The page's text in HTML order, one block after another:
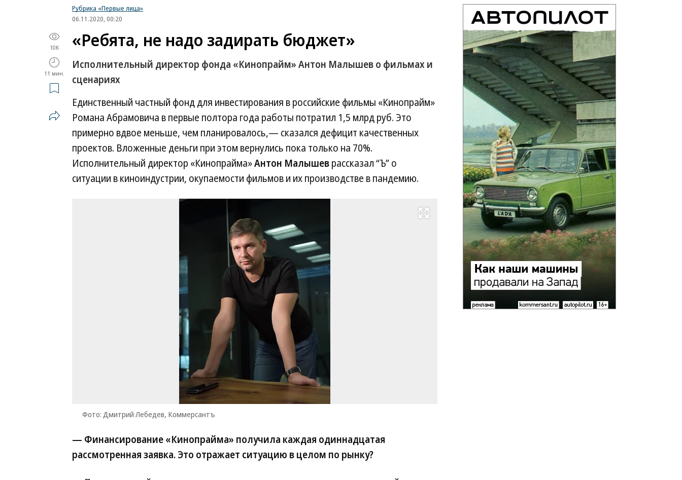
Рубрика «Первые лица»
06.11.2020, 00:20
10K
11 мин.
«Ребята, не надо задирать бюджет»
Исполнительный директор фонда «Кинопрайм» Антон Малышев о фильмах и
сценариях
Единственный частный фонд для инвестирования в российские фильмы «Кинопрайм»
Романа Абрамовича в первые полтора года работы потратил 1,5 млрд руб. Это
примерно вдвое меньше, чем планировалось,— сказался дефицит качественных
проектов. Вложенные деньги при этом вернулись пока только на 70%.
Исполнительный директор «Кинопрайма»Антон Малышеврассказал “Ъ” о
ситуации в киноиндустрии, окупаемости фильмов и их производстве в пандемию.
Развернуть на весь экран
Фото: Дмитрий Лебедев, Коммерсантъ
Дмитрий
Лебедев,
Коммерсантъ
— Финансирование «Кинопрайма» получила каждая одиннадцатая
рассмотренная заявка. Это отражает ситуацию в целом по рынку?